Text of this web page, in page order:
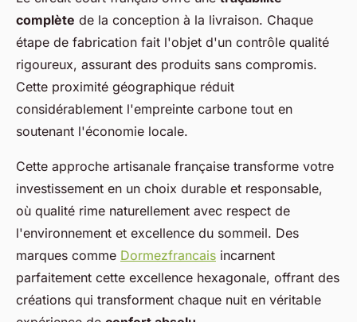
complète de la conception à la livraison. Chaque
étape de fabrication fait l'objet d'un contrôle qualité
rigoureux, assurant des produits sans compromis.
Cette proximité géographique réduit
considérablement l'empreinte carbone tout en
soutenant l'économie locale.
Cette approche artisanale française transforme votre
investissement en un choix durable et responsable,
où qualité rime naturellement avec respect de
l'environnement et excellence du sommeil. Des
marques comme Dormezfrancais incarnent
parfaitement cette excellence hexagonale, offrant des
créations qui transforment chaque nuit en véritable